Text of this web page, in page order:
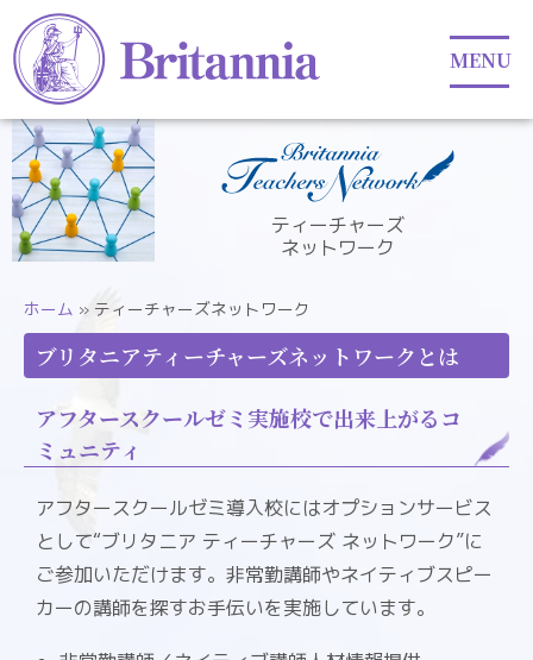
ティーチャーズ
ネットワーク
ホーム » ティーチャーズネットワーク
ブリタニアティーチャーズネットワークとは
アフタースクールゼミ実施校で出来上がるコ
ミュニティ
アフタースクールゼミ導入校にはオプションサービス
として“ブリタニア ティーチャーズ ネットワーク”に
ご参加いただけます。非常勤講師やネイティブスピー
カーの講師を探すお手伝いを実施しています。